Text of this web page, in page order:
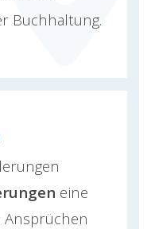
Buchhaltung.
eine
Ansprüchen